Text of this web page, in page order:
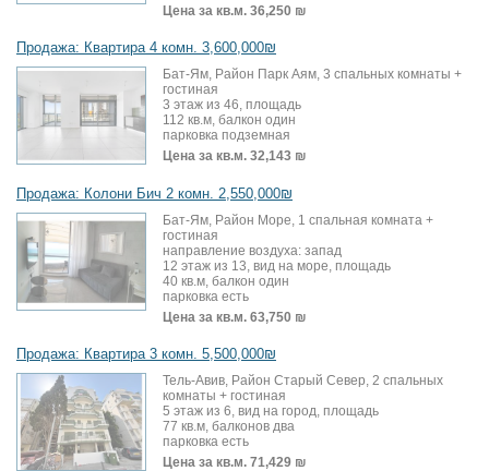
Цена за кв.м. 36,250 ₪
Продажа: Квартира 4 комн. 3,600,000₪
Бат-Ям, Район Парк Аям, 3 спальных комнаты +
гостиная
3 этаж из 46, площадь
112 кв.м, балкон один
парковка подземная
Цена за кв.м. 32,143 ₪
Продажа: Колони Бич 2 комн. 2,550,000₪
Бат-Ям, Район Море, 1 спальная комната +
гостиная
направление воздуха: запад
12 этаж из 13, вид на море, площадь
40 кв.м, балкон один
парковка есть
Цена за кв.м. 63,750 ₪
Продажа: Квартира 3 комн. 5,500,000₪
Тель-Авив, Район Старый Север, 2 спальных
комнаты + гостиная
5 этаж из 6, вид на город, площадь
77 кв.м, балконов два
парковка есть
Цена за кв.м. 71,429 ₪